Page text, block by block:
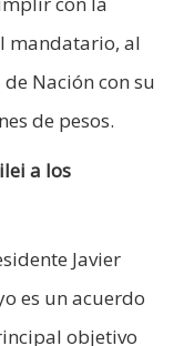
mandatario, al
Nación con su
de pesos.
a los
Javier
es un acuerdo
objetivo